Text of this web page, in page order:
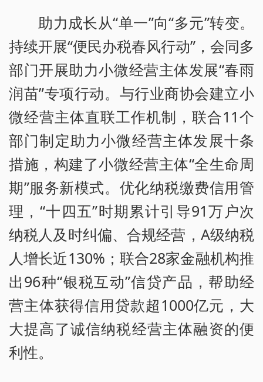
助力成长从“单一”向“多元”转变。
持续开展“便民办税春风行动”，会同多
部门开展助力小微经营主体发展“春雨
润苗”专项行动。与行业商协会建立小
微经营主体直联工作机制，联合11个
部门制定助力小微经营主体发展十条
措施，构建了小微经营主体“全生命周
期”服务新模式。优化纳税缴费信用管
理，“十四五”时期累计引导91万户次
纳税人及时纠偏、合规经营，A级纳税
人增长近130%；联合28家金融机构推
出96种“银税互动”信贷产品，帮助经
营主体获得信用贷款超1000亿元，大
大提高了诚信纳税经营主体融资的便
利性。